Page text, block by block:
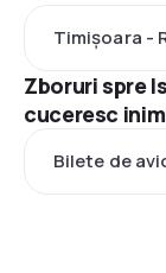
Timișoara -
Zboruri spre
cuceresc
Bilete de